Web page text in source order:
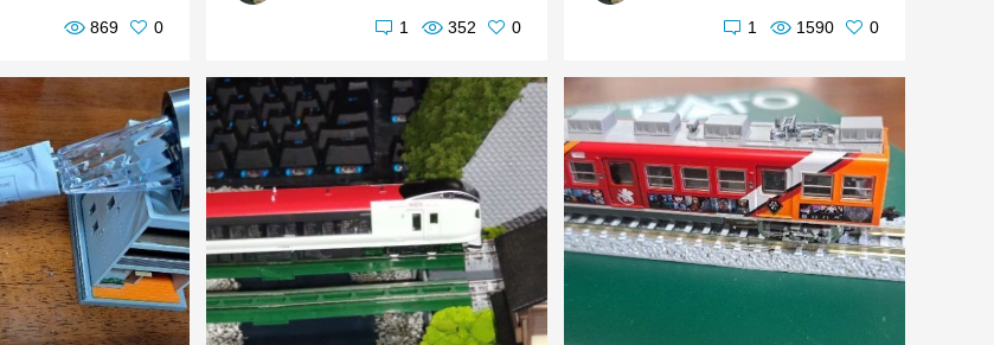
869 0 1 352 0 1 1590 0